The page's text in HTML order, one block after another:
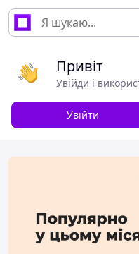
Привіт
Увійди і
Увійти